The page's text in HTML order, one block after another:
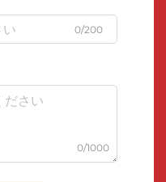
0/200
0/1000